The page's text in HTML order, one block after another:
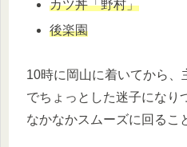
カツ丼「野村」
後楽園
10時に岡山に着いてから、
でちょっとした迷子にな
なかなかスムーズに回るこ